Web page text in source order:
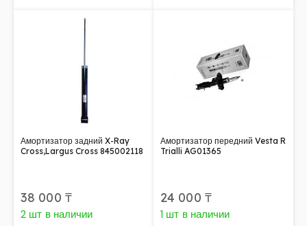
Амортизатор задний X-Ray
Cross,Largus Cross 845002118
38 000 ₸
2 шт в наличии
Амортизатор передний Vesta R
Trialli AG01365
24 000 ₸
1 шт в наличии